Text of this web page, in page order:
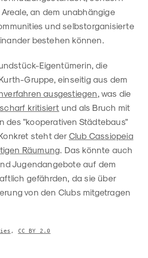
an dem unabhängige
und selbstorganisierte
bestehen können.
Eigentümerin, die
Gruppe, einseitig aus dem
ausgestiegen, was die
scharf kritisiert und als Bruch mit
des "kooperativen Städtebaus"
steht der Club Cassiopeia
Räumung. Das könnte auch
Jugendangebote auf dem
gefährden, da sie über
von den Clubs mitgetragen
, CC BY 2.0